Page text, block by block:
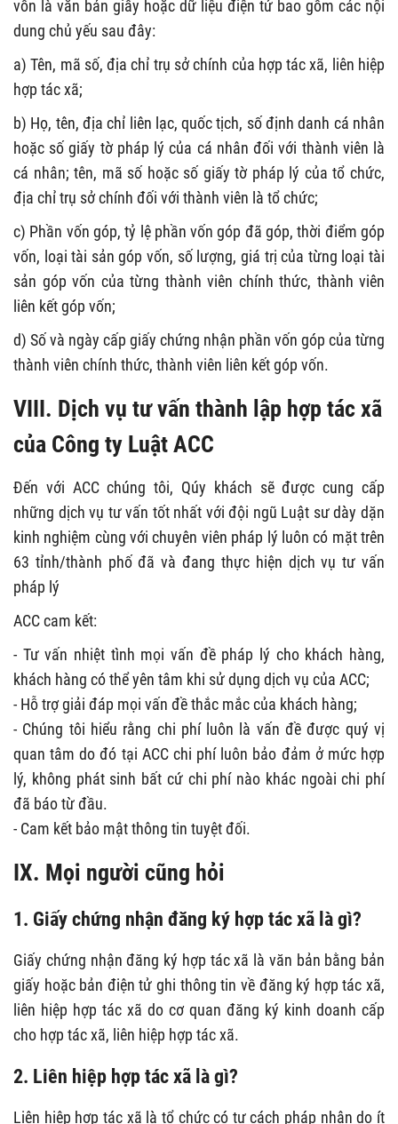
vốn là văn bản giấy hoặc dữ liệu điện tử bao gồm các nội
dung chủ yếu sau đây:
a) Tên, mã số, địa chỉ trụ sở chính của hợp tác xã, liên hiệp
hợp tác xã;
b) Họ, tên, địa chỉ liên lạc, quốc tịch, số định danh cá nhân
hoặc số giấy tờ pháp lý của cá nhân đối với thành viên là
cá nhân; tên, mã số hoặc số giấy tờ pháp lý của tổ chức,
địa chỉ trụ sở chính đối với thành viên là tổ chức;
c) Phần vốn góp, tỷ lệ phần vốn góp đã góp, thời điểm góp
vốn, loại tài sản góp vốn, số lượng, giá trị của từng loại tài
sản góp vốn của từng thành viên chính thức, thành viên
liên kết góp vốn;
d) Số và ngày cấp giấy chứng nhận phần vốn góp của từng
thành viên chính thức, thành viên liên kết góp vốn.
VIII. Dịch vụ tư vấn thành lập hợp tác xã
của Công ty Luật ACC
Đến với ACC chúng tôi, Qúy khách sẽ được cung cấp
những dịch vụ tư vấn tốt nhất với đội ngũ Luật sư dày dặn
kinh nghiệm cùng với chuyên viên pháp lý luôn có mặt trên
63 tỉnh/thành phố đã và đang thực hiện dịch vụ tư vấn
pháp lý
ACC cam kết:
- Tư vấn nhiệt tình mọi vấn đề pháp lý cho khách hàng,
khách hàng có thể yên tâm khi sử dụng dịch vụ của ACC;
- Hỗ trợ giải đáp mọi vấn đề thắc mắc của khách hàng;
- Chúng tôi hiểu rằng chi phí luôn là vấn đề được quý vị
quan tâm do đó tại ACC chi phí luôn bảo đảm ở mức hợp
lý, không phát sinh bất cứ chi phí nào khác ngoài chi phí
đã báo từ đầu.
- Cam kết bảo mật thông tin tuyệt đối.
IX. Mọi người cũng hỏi
1. Giấy chứng nhận đăng ký hợp tác xã là gì?
Giấy chứng nhận đăng ký hợp tác xã là văn bản bằng bản
giấy hoặc bản điện tử ghi thông tin về đăng ký hợp tác xã,
liên hiệp hợp tác xã do cơ quan đăng ký kinh doanh cấp
cho hợp tác xã, liên hiệp hợp tác xã.
2. Liên hiệp hợp tác xã là gì?
Liên hiệp hợp tác xã là tổ chức có tư cách pháp nhân do ít